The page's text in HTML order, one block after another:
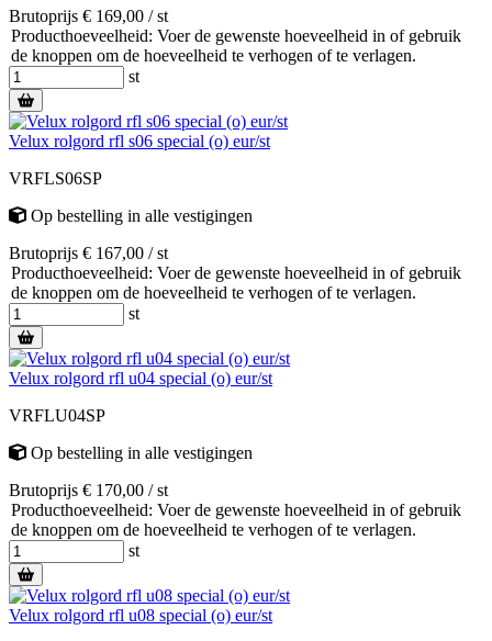
Brutoprijs € 169,00 / st
Producthoeveelheid: Voer de gewenste hoeveelheid in of gebruik
de knoppen om de hoeveelheid te verhogen of te verlagen.
st
Velux rolgord rfl s06 special (o) eur/st
VRFLS06SP
Op bestelling in alle vestigingen
Brutoprijs € 167,00 / st
Producthoeveelheid: Voer de gewenste hoeveelheid in of gebruik
de knoppen om de hoeveelheid te verhogen of te verlagen.
st
Velux rolgord rfl u04 special (o) eur/st
VRFLU04SP
Op bestelling in alle vestigingen
Brutoprijs € 170,00 / st
Producthoeveelheid: Voer de gewenste hoeveelheid in of gebruik
de knoppen om de hoeveelheid te verhogen of te verlagen.
st
Velux rolgord rfl u08 special (o) eur/st